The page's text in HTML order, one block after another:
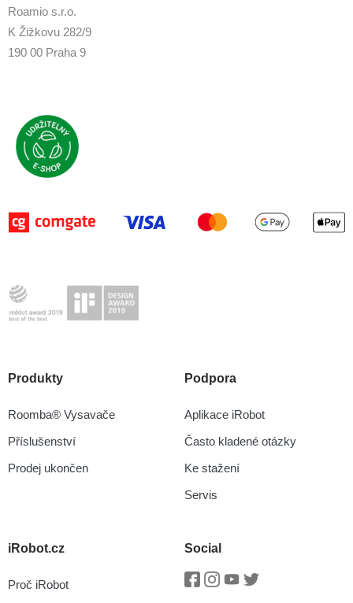
Roamio s.r.o.
K Žižkovu 282/9
190 00 Praha 9
Produkty
Roomba® Vysavače
Příslušenství
Prodej ukončen
Podpora
Aplikace iRobot
Často kladené otázky
Ke stažení
Servis
iRobot.cz
Proč iRobot
Social
Facebook
Instagram
Youtube